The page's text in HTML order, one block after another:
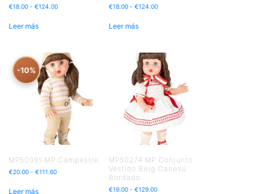
€18.00 - €124.00
Leer más
€18.00 - €124.00
Leer más
-10%
MP50091 MP Campestre
€20.00 - €111.60
Leer más
MP50274 MP Conjunto
Vestido Beig Canesú
Bordado
€19.00 - €129.00